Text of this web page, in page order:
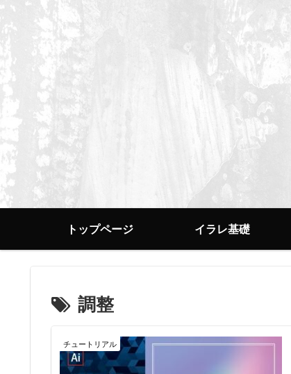
トップページ イラレ基礎
調整
チュートリアル